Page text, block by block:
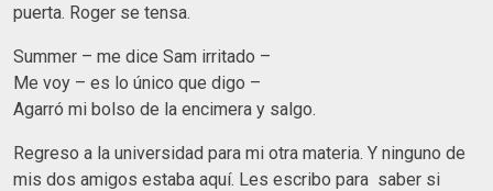
puerta. Roger se tensa.
Summer – me dice Sam irritado –
Me voy – es lo único que digo –
Agarró mi bolso de la encimera y salgo.
Regreso a la universidad para mi otra materia. Y ninguno de
mis dos amigos estaba aquí. Les escribo para saber si